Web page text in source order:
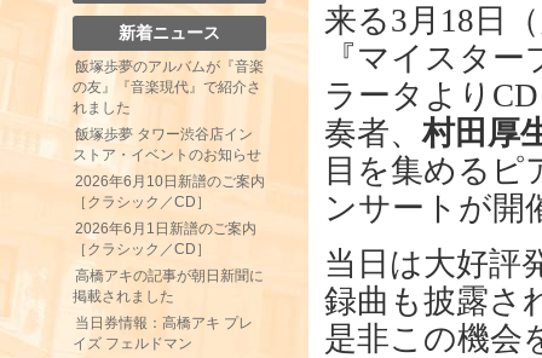
新着ニュース
飯塚歩夢のアルバムが『音楽
の友』『音楽現代』で紹介さ
れました
飯塚歩夢 タワー渋谷店イン
ストア・イベントのお知らせ
2026年6月10日新譜のご案内
［クラシック／CD］
2026年6月1日新譜のご案内
［クラシック／CD］
高橋アキの記事が朝日新聞に
掲載されました
当日券情報：高橋アキ プレ
イズ フェルドマン
来る3月18日
『マイスタ
ラータより
奏者、村田厚
目を集めるピ
ンサートが開
当日は大好評
録曲も披露さ
是非この機会